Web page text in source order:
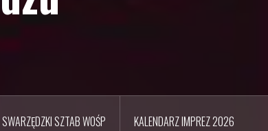
SWARZĘDZKI SZTAB WOŚP KALENDARZ IMPREZ 2026